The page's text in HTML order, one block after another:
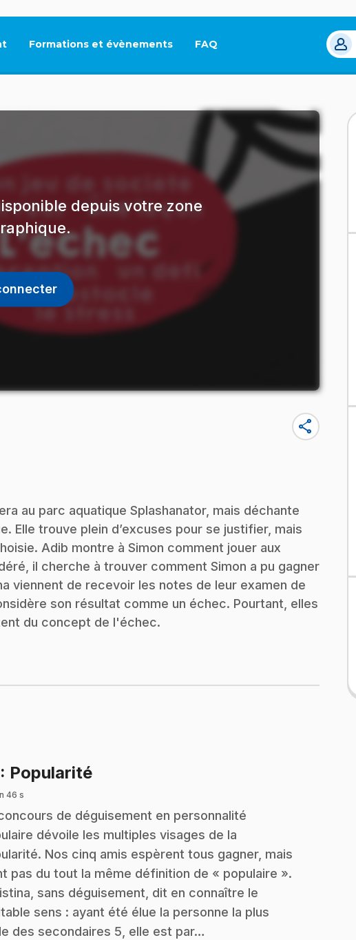
Formations et évènements FAQ
Ce lien s'ouvrira dans un
depuis votre zone
share
au parc aquatique Splashanator, mais déchante
Elle trouve plein d’excuses pour se justifier, mais
Adib montre à Simon comment jouer aux
il cherche à trouver comment Simon a pu gagner
viennent de recevoir les notes de leur examen de
son résultat comme un échec. Pourtant, elles
du concept de l'échec.
: Popularité.
46 s
de déguisement en personnalité
dévoile les multiples visages de la
Nos cinq amis espèrent tous gagner, mais
pas du tout la même définition de « populaire ».
sans déguisement, dit en connaître le
sens : ayant été élue la personne la plus
des secondaires 5, elle est par…